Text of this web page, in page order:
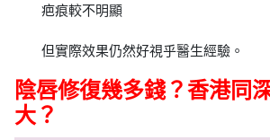
疤痕較不明顯
但實際效果仍然好視乎醫生經驗。
陰唇修復幾多錢？香港同
大？